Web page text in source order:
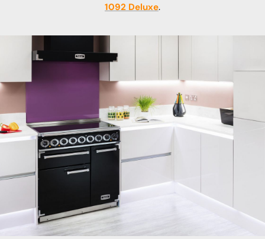
1092 Deluxe.